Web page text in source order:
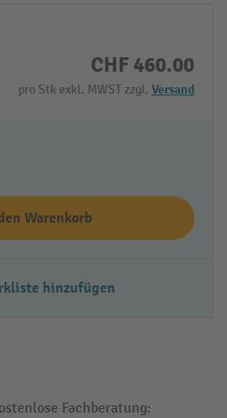
CHF 460.00
pro Stk exkl. MWST zzgl. Versand
Warenkorb
hinzufügen
Fachberatung: